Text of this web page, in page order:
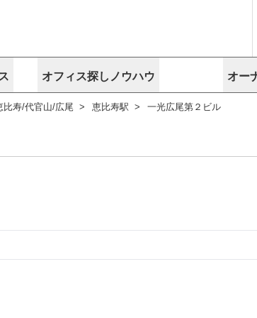
埼玉
路線から探す
埼玉のクリニックを探す
千葉
路線から探
千葉のクリ
オフィス探しノウハウ
由 安心への取
オフィス移転に関するお役立ちコンテンツ
オー
空室 に
物件掲載依頼
比寿/代官山/広尾 恵比寿駅 一光広尾第２ビル